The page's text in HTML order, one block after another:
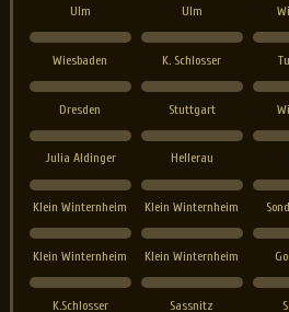
Ulm Ulm
Wiesbaden K. Schlosser
Dresden Stuttgart
Julia Aldinger Hellerau
Klein Winternheim Klein Winternheim
Klein Winternheim Klein Winternheim
K.Schlosser Sassnitz